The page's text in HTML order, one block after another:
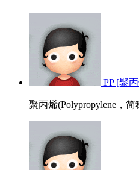
PP [聚
聚丙烯(Polypropylene，